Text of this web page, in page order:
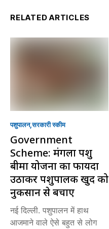
RELATED ARTICLES
पशुपालन सरकारी स्की‍म
Government
Scheme: मंगला पशु
बीमा योजना का फायदा
उठाकर पशुपालक खुद को
नुकसान से बचाएं
नई दिल्ली. पशुपालन में हाथ
आजमाने वाले ऐसे बहुत से लोग